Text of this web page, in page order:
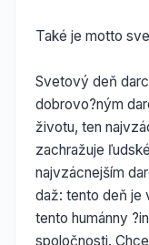
Také je motto
Svetový deň
dobrovo?ným
životu, ten
zachražuje
najvzácnejším
daž: tento deň je
tento humánny
spoločnosti.